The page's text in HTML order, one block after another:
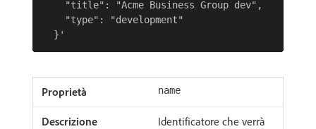
    "title": "Acme Business Group dev",
    "type": "development"
name
Identificatore che verrà